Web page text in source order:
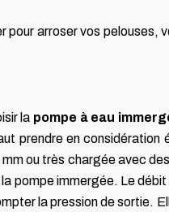
pour arroser vos pelouses,
la pompe à eau
prendre en considération
ou très chargée avec
pompe immergée. Le
la pression de sortie.